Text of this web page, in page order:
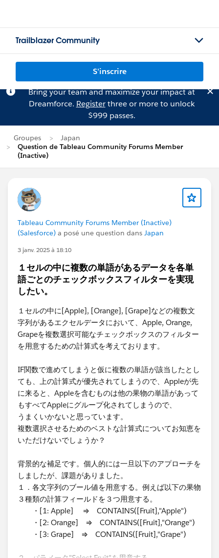
Trailblazer Community
S'inscrire
Bring your team and maximize your impact at
Dreamforce. Registerthree or more to unlock
$999 passes.
Groupes
Japan
Question de Tableau Community Forums Member
(Inactive)
Tableau Community Forums Member (Inactive)
(Salesforce) a posé une question dans Japan
3 janv. 2025 à 18:10
１セルの中に複数の単語があるデータを各単
語ごとのチェックボックスフィルターを実現
したい。
１セルの中に[Apple], [Orange], [Grape]などの複数文
字列​があるエクセルデータにおいて、Apple, Orange,
Grapeを複数選択可能なチェックボックスのフィルター
を用意するための計算式を考えております。
IF関数で進めてしまうと仮に複数の単語が該当したとし
ても、上の計算式が優先されてしまうので、Appleが先
に来ると、Appleを含むものは他の果物の単語があって
もすべてAppleにグループ化されてしまうので、
うまくいかないと思っています。
複数選択させるためのベストな計算式についてお知恵を
いただけないでしょうか？
背景的な補足です。個人的には一旦以下のアプローチを
しましたが、課題がありました。
１．各文字列のブール値を用意する。例えば以下の果物
３種類の計算フィールドを３つ用意する。
・[1: Apple] ⇒ CONTAINS([Fruit],"Apple")
・[2: Orange] ⇒ CONTAINS([Fruit],"Orange")​
・[3: Grape] ⇒ CONTAINS([Fruit],"Grape")